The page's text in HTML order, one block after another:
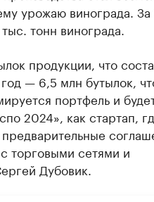
урожаю винограда.
тонн винограда.
продукции, что
— 6,5 млн бутылок,
портфель и
2024», как стартап,
торговыми сетями и
Дубовик.